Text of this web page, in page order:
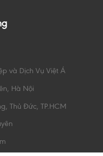
và Dịch Vụ Việt Á
Hà Nội
Thủ Đức, TP.HCM